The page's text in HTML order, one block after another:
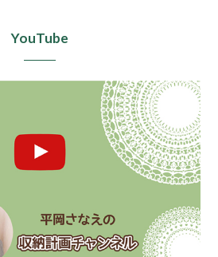
YouTube